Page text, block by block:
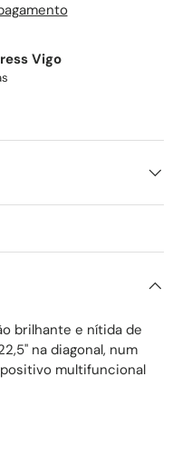
Vigo
brilhante e nítida de
na diagonal, num
multifuncional